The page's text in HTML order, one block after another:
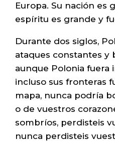
Europa. Su nación es
espíritu es grande y
Durante dos siglos,
ataques constantes y
aunque Polonia fuera
incluso sus fronteras
mapa, nunca podría
o de vuestros
sombríos, perdisteis
nunca perdisteis